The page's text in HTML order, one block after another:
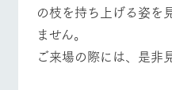
の枝を持ち上げる姿を
ません。
ご来場の際には、是非